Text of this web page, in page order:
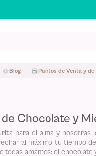
Blog Puntos de Venta y de
Chocolate y
para el alma y nosotras
al máximo tu tiempo
todas amamos: el chocolate